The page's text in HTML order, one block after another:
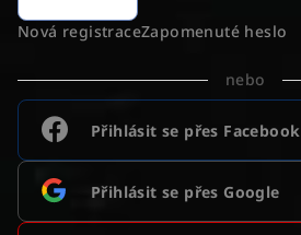
Nová registraceZapomenuté heslo
nebo
Přihlásit se přes Facebook
Přihlásit se přes Google